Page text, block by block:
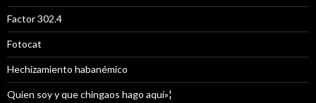
Factor 302.4
Fotocat
Hechizamiento habanémico
Quien soy y que chingaos hago aquí»¦